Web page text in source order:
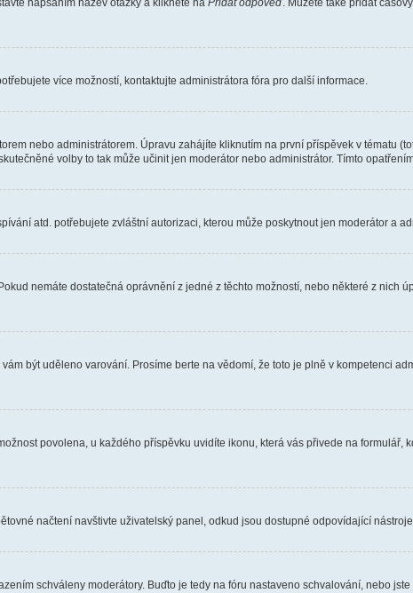
více možností, kontaktujte administrátora fóra pro další informace.
nebo administrátorem. Úpravu zahájíte kliknutím na první příspěvek v tématu
volby to tak může učinit jen moderátor nebo administrátor. Tímto
atd. potřebujete zvláštní autorizaci, kterou může poskytnout jen moderátor a
nemáte dostatečná oprávnění z jedné z těchto možností, nebo některé z nich
být uděleno varování. Prosíme berte na vědomí, že toto je plně v kompetenci
povolena, u každého příspěvku uvidíte ikonu, která vás přivede na formulář,
načtení navštivte uživatelský panel, odkud jsou dostupné odpovídající nástroje.
schváleny moderátory. Buďto je tedy na fóru nastaveno schvalování, nebo